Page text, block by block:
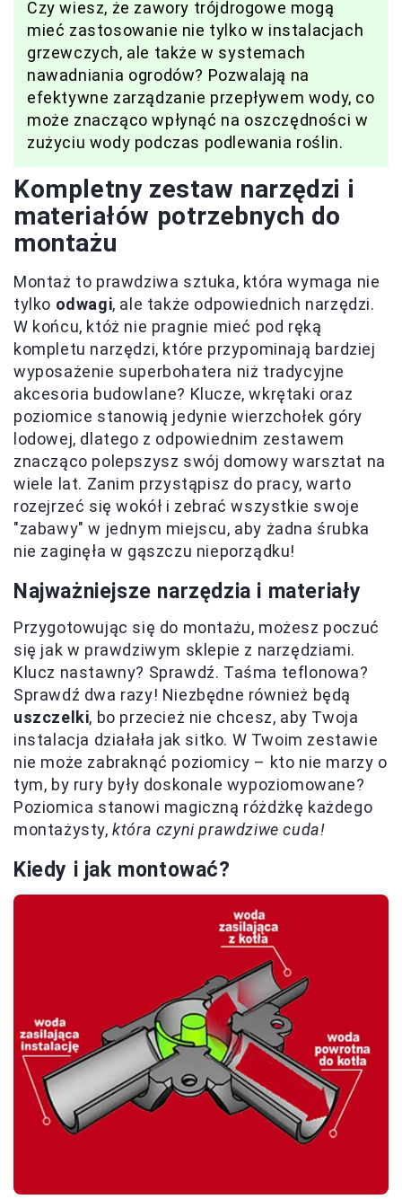
Czy wiesz, że zawory trójdrogowe mogą
mieć zastosowanie nie tylko w instalacjach
grzewczych, ale także w systemach
nawadniania ogrodów? Pozwalają na
efektywne zarządzanie przepływem wody, co
może znacząco wpłynąć na oszczędności w
zużyciu wody podczas podlewania roślin.
Kompletny zestaw narzędzi i
materiałów potrzebnych do
montażu
Montaż to prawdziwa sztuka, która wymaga nie
tylko odwagi, ale także odpowiednich narzędzi.
W końcu, któż nie pragnie mieć pod ręką
kompletu narzędzi, które przypominają bardziej
wyposażenie superbohatera niż tradycyjne
akcesoria budowlane? Klucze, wkrętaki oraz
poziomice stanowią jedynie wierzchołek góry
lodowej, dlatego z odpowiednim zestawem
znacząco polepszysz swój domowy warsztat na
wiele lat. Zanim przystąpisz do pracy, warto
rozejrzeć się wokół i zebrać wszystkie swoje
"zabawy" w jednym miejscu, aby żadna śrubka
nie zaginęła w gąszczu nieporządku!
Najważniejsze narzędzia i materiały
Przygotowując się do montażu, możesz poczuć
się jak w prawdziwym sklepie z narzędziami.
Klucz nastawny? Sprawdź. Taśma teflonowa?
Sprawdź dwa razy! Niezbędne również będą
uszczelki, bo przecież nie chcesz, aby Twoja
instalacja działała jak sitko. W Twoim zestawie
nie może zabraknąć poziomicy – kto nie marzy o
tym, by rury były doskonale wypoziomowane?
Poziomica stanowi magiczną różdżkę każdego
montażysty,która czyni prawdziwe cuda!
Kiedy i jak montować?